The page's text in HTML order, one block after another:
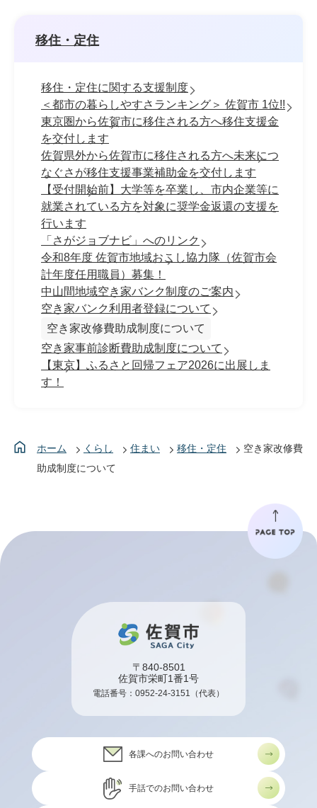
移住・定住
移住・定住に関する支援制度
＜都市の暮らしやすさランキング＞ 佐賀市 1位!!
東京圏から佐賀市に移住される方へ移住支援金
を交付します
佐賀県外から佐賀市に移住される方へ未来につ
なぐさが移住支援事業補助金を交付します
【受付開始前】大学等を卒業し、市内企業等に
就業されている方を対象に奨学金返還の支援を
行います
「さがジョブナビ」へのリンク
令和8年度 佐賀市地域おこし協力隊（佐賀市会
計年度任用職員）募集！
中山間地域空き家バンク制度のご案内
空き家バンク利用者登録について
空き家改修費助成制度について
空き家事前診断費助成制度について
【東京】ふるさと回帰フェア2026に出展しま
す！
ホーム くらし 住まい 移住・定住
空き家改修費
助成制度について
〒840-8501
佐賀市栄町1番1号
電話番号： 0952-24-3151 （代表）
各課へのお問い合わせ
手話でのお問い合わせ